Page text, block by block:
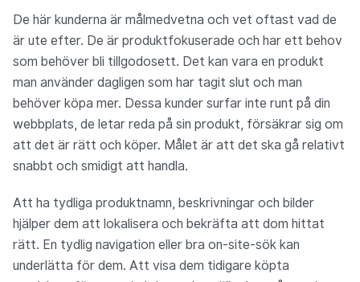
De här kunderna är målmedvetna och vet oftast vad de
är ute efter. De är produktfokuserade och har ett behov
som behöver bli tillgodosett. Det kan vara en produkt
man använder dagligen som har tagit slut och man
behöver köpa mer. Dessa kunder surfar inte runt på din
webbplats, de letar reda på sin produkt, försäkrar sig om
att det är rätt och köper. Målet är att det ska gå relativt
snabbt och smidigt att handla.
Att ha tydliga produktnamn, beskrivningar och bilder
hjälper dem att lokalisera och bekräfta att dom hittat
rätt. En tydlig navigation eller bra on-site-sök kan
underlätta för dem. Att visa dem tidigare köpta